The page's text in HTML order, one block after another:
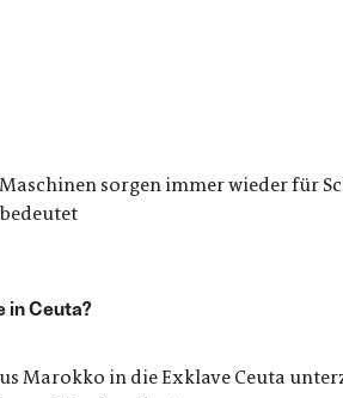
sorgen immer wieder für
in Ceuta?
in die Exklave Ceuta